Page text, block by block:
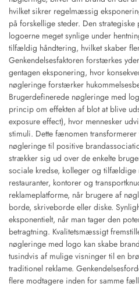
hvilket sikrer regelmæssig
på forskellige steder. Den
logoerne meget synlige under
tilfældig håndtering, hvilket skaber
Genkendelsesfaktoren forstærkes
gentagen eksponering, hvor
nøgleringe forstærker
Brugerdefinerede nøgleringe med
princip om effekten af blot at blive
exposure effect), hvor mennesker
stimuli. Dette fænomen
nøgleringe til positive
strækker sig ud over de enkelte
sociale kredse, kolleger og tilfældige
restauranter, kontorer og
reklameplatforme, når brugere af
borde, skriveborde eller diske.
eksponentielt, når man tager den
betragtning. Kvalitetsmæssigt
nøgleringe med logo kan skabe
tusindvis af mulige visninger til en
traditionel reklame.
flere modtagere inden for samme